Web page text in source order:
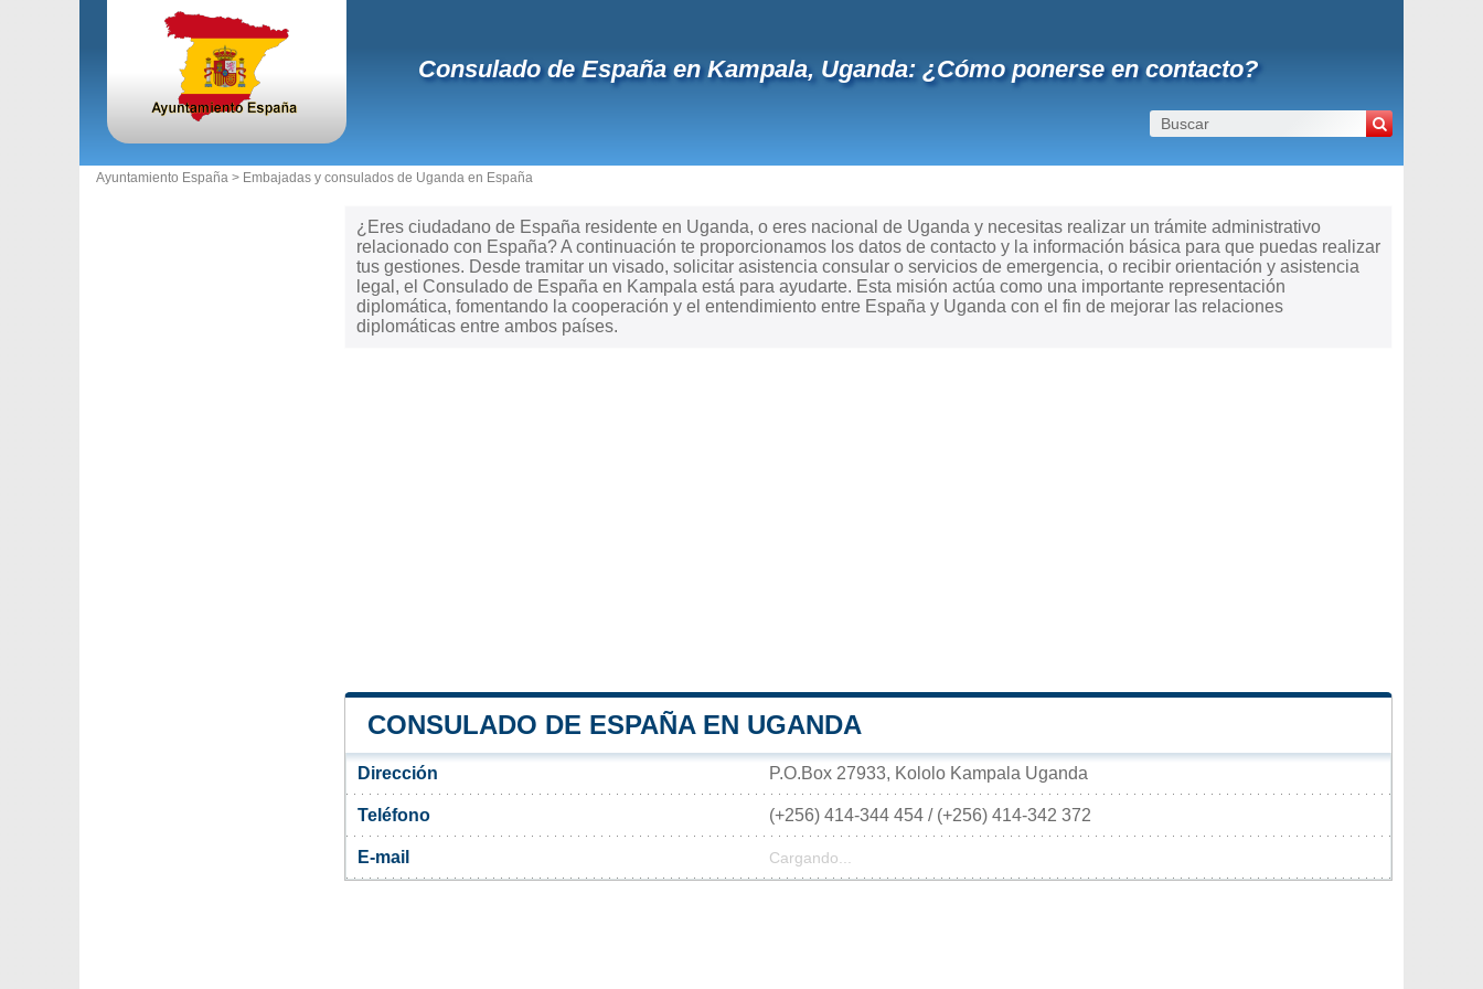
Consulado de España en Kampala, Uganda: ¿Cómo ponerse en contacto?
Ayuntamiento España > Embajadas y consulados de Uganda en España
¿Eres ciudadano de España residente en Uganda, o eres nacional de Uganda y necesitas realizar un trámite administrativo
relacionado con España? A continuación te proporcionamos los datos de contacto y la información básica para que puedas realizar
tus gestiones. Desde tramitar un visado, solicitar asistencia consular o servicios de emergencia, o recibir orientación y asistencia
legal, el Consulado de España en Kampala está para ayudarte. Esta misión actúa como una importante representación
diplomática, fomentando la cooperación y el entendimiento entre España y Uganda con el fin de mejorar las relaciones
diplomáticas entre ambos países.
CONSULADO DE ESPAÑA EN UGANDA
Dirección P.O.Box 27933, Kololo Kampala Uganda
Teléfono (+256) 414-344 454 / (+256) 414-342 372
E-mail Cargando...